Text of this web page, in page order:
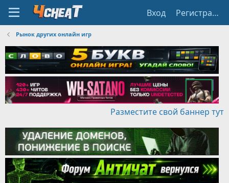
Вход Регистрация
Рынок других онлайн игр
Разместите свой баннер тут